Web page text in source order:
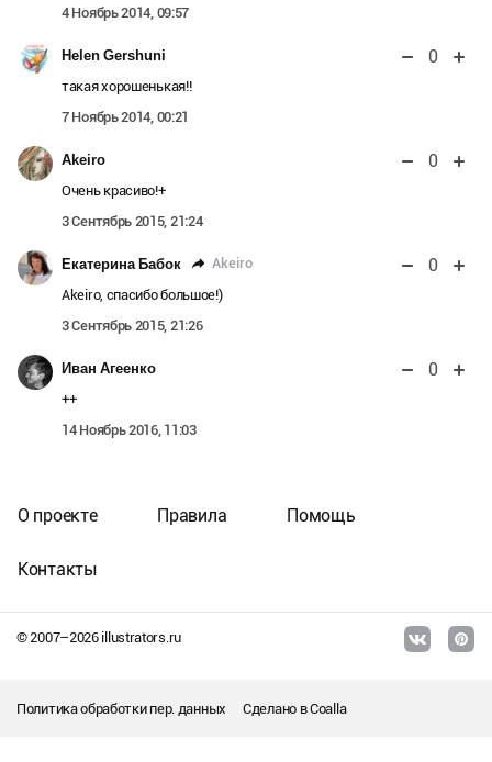
4 Ноябрь 2014, 09:57
Helen Gershuni 0
такая хорошенькая!!
7 Ноябрь 2014, 00:21
Akeiro 0
Очень красиво!+
3 Сентябрь 2015, 21:24
Екатерина Бабок Akeiro 0
Akeiro, спасибо большое!)
3 Сентябрь 2015, 21:26
Иван Агеенко 0
++
14 Ноябрь 2016, 11:03
© 2007–2026illustrators.ru
О проекте Правила Помощь
Контакты
Политика обработки пер. данных Сделано вCoalla